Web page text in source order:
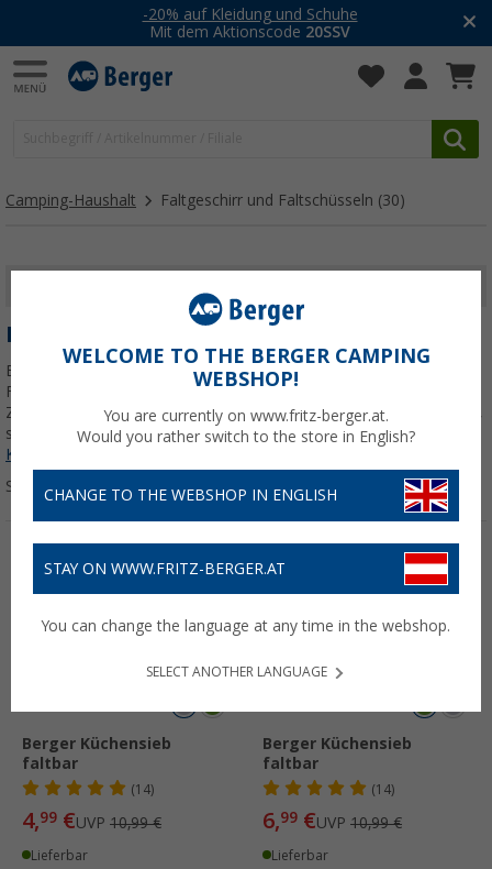
-20% auf Kleidung und Schuhe
Mit dem Aktionscode 20SSV
Camping-Haushalt Faltgeschirr und Faltschüsseln (30)
FALTGESCHIRR UND FALTSCHÜSSELN
Beim Camping zählt jeder Zentimeter Platz – genau hier kommt
Faltgeschirr ins Spiel. Egal ob Wohnmobil, Wohnwagen, Van oder
Zelt, mit faltbaren Schüsseln und Geschirr sparst Du nicht nur Platz,
sondern auch Gewicht. Doch was macht Jetzt mehr über unsere
Kategorie
Sortieren:
%
Berger Küchensieb
faltbar
(14)
4,99 €UVP 10,99 €
Lieferbar
%
Berger Küchensieb
faltbar
(14)
6,99 €UVP 10,99 €
Lieferbar
WELCOME TO THE BERGER CAMPING
WEBSHOP!
You are currently on www.fritz-berger.at.
Would you rather switch to the store in English?
CHANGE TO THE WEBSHOP IN ENGLISH
STAY ON WWW.FRITZ-BERGER.AT
You can change the language at any time in the webshop.
SELECT ANOTHER LANGUAGE